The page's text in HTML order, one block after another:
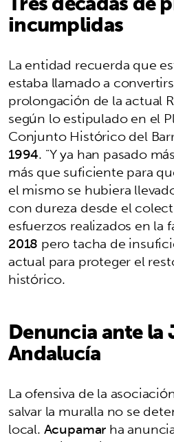
incumplidas
La entidad recuerda que
estaba llamado a
prolongación de la actual
según lo estipulado en el
Conjunto Histórico del
1994. "Y ya han pasado
más que suficiente para
el mismo se hubiera
con dureza desde el
esfuerzos realizados en la
2018 pero tacha de
actual para proteger el
histórico.
Denuncia ante la
Andalucía
La ofensiva de la
salvar la muralla no se
local.Acupamarha